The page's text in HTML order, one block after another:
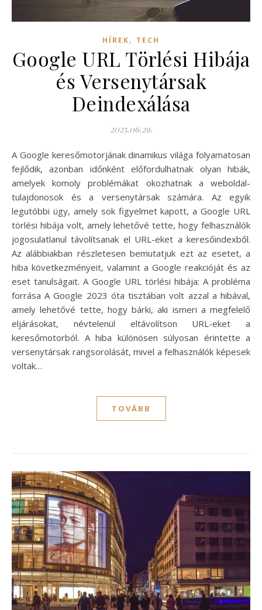
HÍREK, TECH
Google URL Törlési Hibája
és Versenytársak
Deindexálása
2025.06.29.
A Google keresőmotorjának dinamikus világa folyamatosan
fejlődik, azonban időnként előfordulhatnak olyan hibák,
amelyek komoly problémákat okozhatnak a weboldal-
tulajdonosok és a versenytársak számára. Az egyik
legutóbbi ügy, amely sok figyelmet kapott, a Google URL
törlési hibája volt, amely lehetővé tette, hogy felhasználók
jogosulatlanul távolítsanak el URL-eket a keresőindexből.
Az alábbiakban részletesen bemutatjuk ezt az esetet, a
hiba következményeit, valamint a Google reakcióját és az
eset tanulságait. A Google URL törlési hibája: A probléma
forrása A Google 2023 óta tisztában volt azzal a hibával,
amely lehetővé tette, hogy bárki, aki ismeri a megfelelő
eljárásokat, névtelenül eltávolítson URL-eket a
keresőmotorból. A hiba különösen súlyosan érintette a
versenytársak rangsorolását, mivel a felhasználók képesek
voltak…
TOVÁBB